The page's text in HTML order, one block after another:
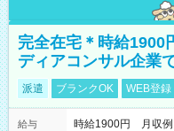
完全在宅＊時給1900
ディアコンサル企業
派遣 ブランクOK WEB登
給与
時給1900円 月収例